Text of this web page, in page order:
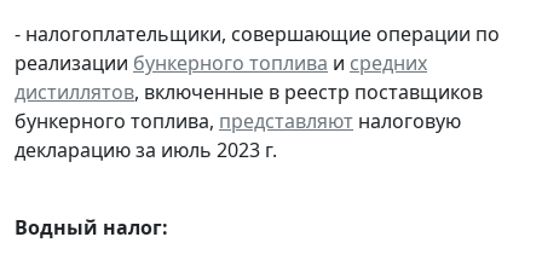
- налогоплательщики, совершающие операции по
реализации бункерного топлива и средних
дистиллятов, включенные в реестр поставщиков
бункерного топлива, представляют налоговую
декларацию за июль 2023 г.
Водный налог: